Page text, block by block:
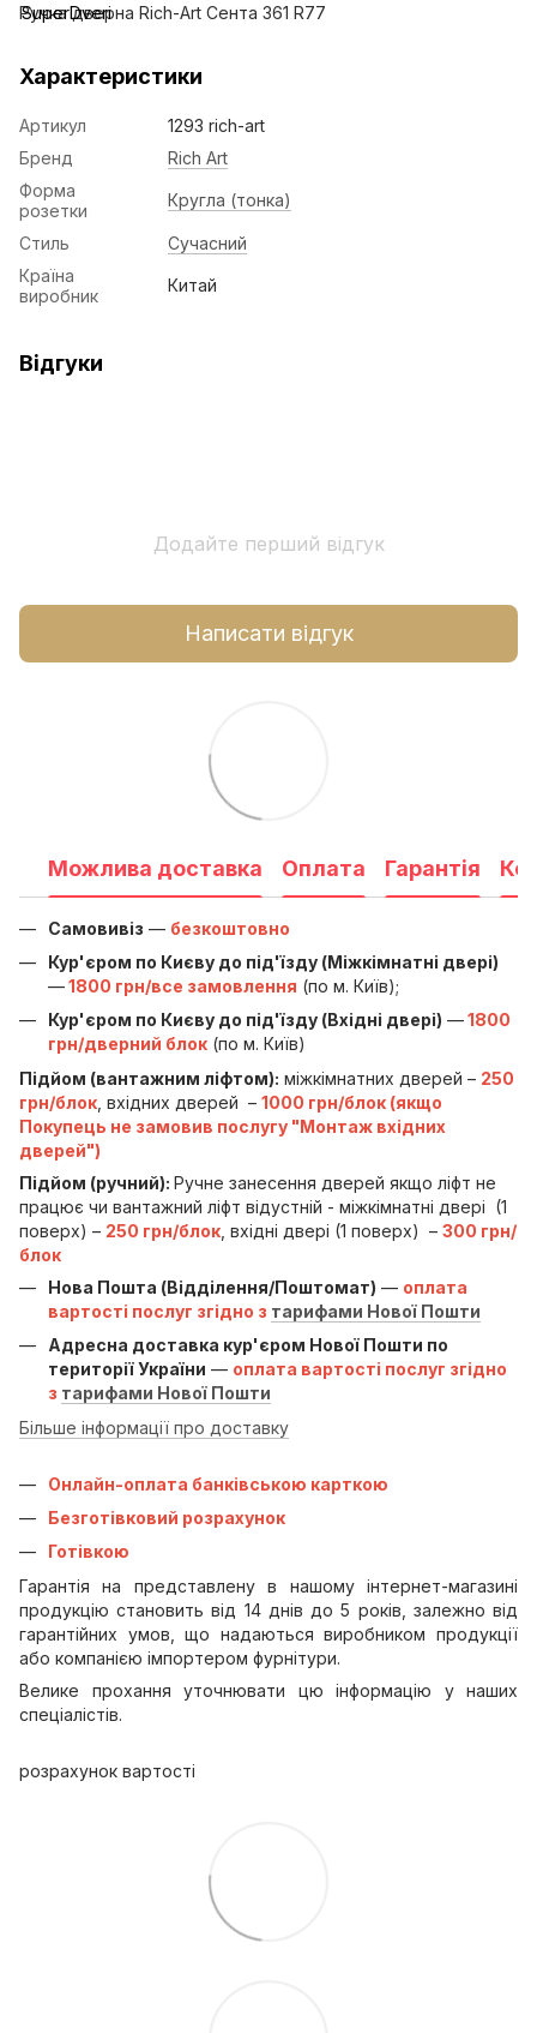
Ручка дверна Rich-Art Сента 361 R77
Характеристики
Артикул
1293 rich-art
Бренд
Rich Art
Форма
розетки
Кругла (тонка)
Стиль
Сучасний
Країна
виробник
Китай
Відгуки
Додайте перший відгук
Написати відгук
Можлива доставка Оплата Гарантія
Самовивіз — безкоштовно
Кур'єром по Києву до під'їзду (Міжкімнатні двері)
—1800 грн/все замовлення (по м. Київ);
Кур'єром по Києву до під'їзду (Вхідні двері) —1800
грн/дверний блок (по м. Київ)
Підйом (вантажним ліфтом): міжкімнатних дверей – 250
грн/блок , вхідних дверей – 1000 грн/блок (якщо
Покупець не замовив послугу "Монтаж вхідних
дверей")
Підйом (ручний): Ручне занесення дверей якщо ліфт не
працює чи вантажний ліфт відустній - міжкімнатні двері (1
поверх) – 250 грн/блок , вхідні двері (1 поверх) – 300 грн/
блок
Нова Пошта (Відділення/Поштомат) — оплата
вартості послуг згідно з тарифами Нової Пошти
Адресна доставка кур'єром Нової Пошти по
території України — оплата вартості послуг згідно
з тарифами Нової Пошти
Більше інформації про доставку
Онлайн-оплата банківською карткою
Безготівковий розрахунок
Готівкою
Гарантія на представлену в нашому інтернет-магазині
продукцію становить від 14 днів до 5 років, залежно від
гарантійних умов, що надаються виробником продукції
або компанією імпортером фурнітури.
Велике прохання уточнювати цю інформацію у наших
спеціалістів.
розрахунок вартості